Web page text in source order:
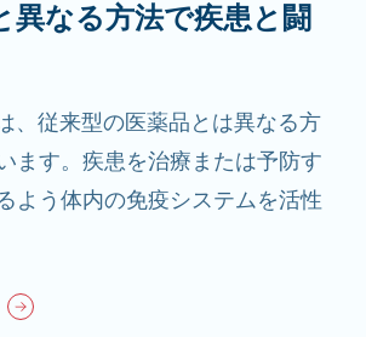
異なる方法で疾患と闘
、従来型の医薬品とは異なる方
ます。疾患を治療または予防す
よう体内の免疫システムを活性